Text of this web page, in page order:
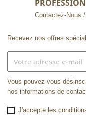
Contactez-Nous
Recevez nos offres
Vous pouvez vous
nos informations de
J'accepte les